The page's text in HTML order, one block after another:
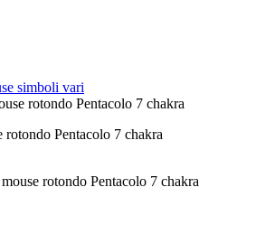
simboli vari
rotondo Pentacolo 7 chakra